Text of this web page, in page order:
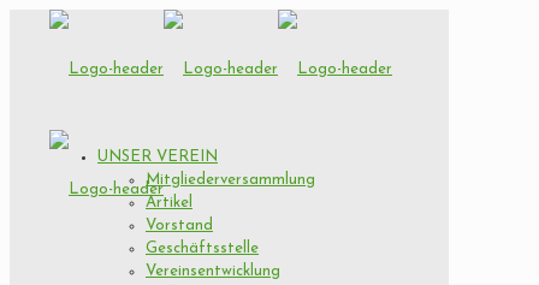
UNSER VEREIN
Mitgliederversammlung
Artikel
Vorstand
Geschäftsstelle
Vereinsentwicklung